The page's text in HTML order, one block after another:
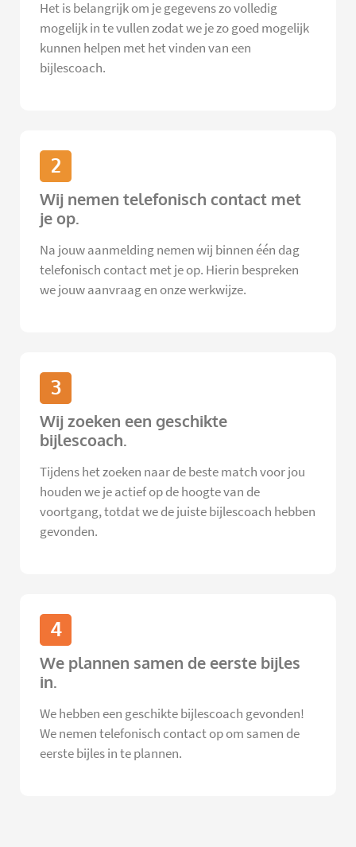
Het is belangrijk om je gegevens zo volledig
mogelijk in te vullen zodat we je zo goed mogelijk
kunnen helpen met het vinden van een
bijlescoach.
2
Wij nemen telefonisch contact met
je op.
Na jouw aanmelding nemen wij binnen één dag
telefonisch contact met je op. Hierin bespreken
we jouw aanvraag en onze werkwijze.
3
Wij zoeken een geschikte
bijlescoach.
Tijdens het zoeken naar de beste match voor jou
houden we je actief op de hoogte van de
voortgang, totdat we de juiste bijlescoach hebben
gevonden.
4
We plannen samen de eerste bijles
in.
We hebben een geschikte bijlescoach gevonden!
We nemen telefonisch contact op om samen de
eerste bijles in te plannen.